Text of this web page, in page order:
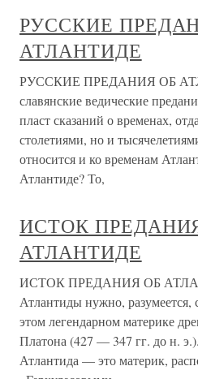
РУССКИЕ
АТЛАНТИДЕ
РУССКИЕ ПРЕДАНИЯ ОБ
славянские ведические
пласт сказаний о временах,
столетиями, но и
относится и ко временам
Атлантиде? То,
ИСТОК
АТЛАНТИДЕ
ИСТОК ПРЕДАНИЯ ОБ
Атлантиды нужно, разумеется,
этом легендарном материке
Платона (427 — 347 гг. до н.
Атлантида — это материк,